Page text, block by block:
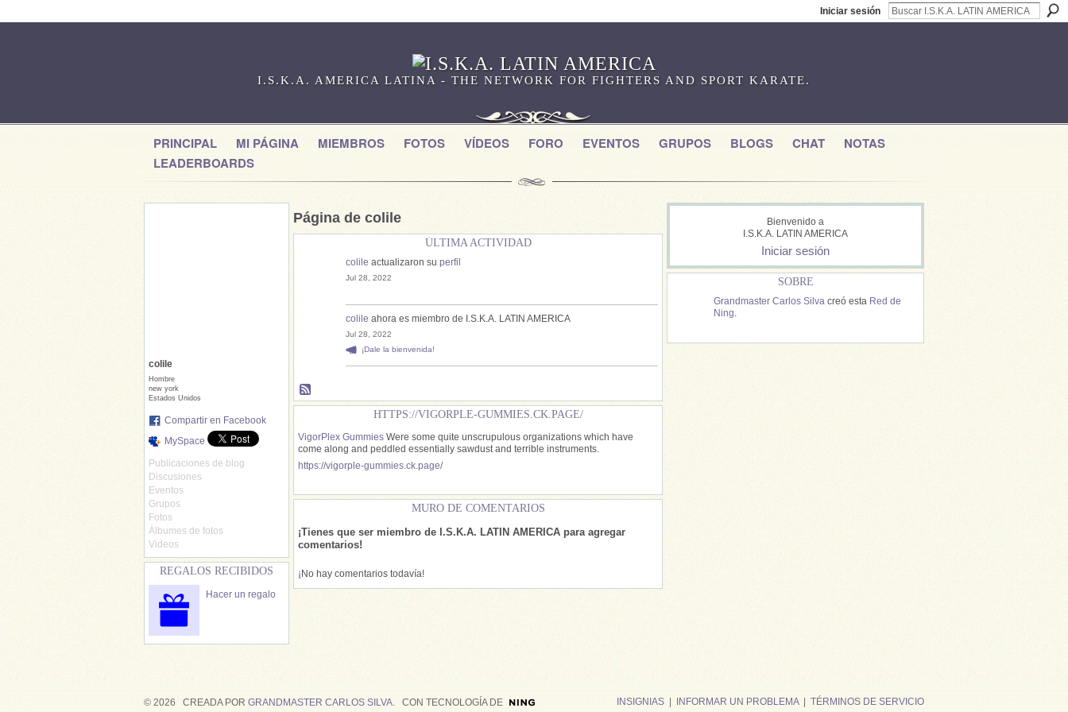
Iniciar sesión
I.S.K.A. AMERICA LATINA - THE NETWORK FOR FIGHTERS AND SPORT KARATE.
PRINCIPAL MI PÁGINA MIEMBROS FOTOS VÍDEOS FORO EVENTOS GRUPOS BLOGS CHAT
NOTAS
LEADERBOARDS
colile
Hombre
new york
Estados Unidos
Compartir en Facebook
MySpace
Publicaciones de blog
Discusiones
Eventos
Grupos
Fotos
Álbumes de fotos
Videos
REGALOS RECIBIDOS
Hacer un regalo
Página de colile
ÚLTIMA ACTIVIDAD
colile actualizaron su perfil
Jul 28, 2022
colile ahora es miembro de I.S.K.A. LATIN AMERICA
Jul 28, 2022
¡Dale la bienvenida!
HTTPS://VIGORPLE-GUMMIES.CK.PAGE/
VigorPlex Gummies Were some quite unscrupulous organizations which have
come along and peddled essentially sawdust and terrible instruments.
https://vigorple-gummies.ck.page/
MURO DE COMENTARIOS
¡Tienes que ser miembro de I.S.K.A. LATIN AMERICA para agregar
comentarios!
¡No hay comentarios todavía!
Bienvenido a
I.S.K.A. LATIN AMERICA
Iniciar sesión
SOBRE
Grandmaster Carlos Silva creó esta Red de
Ning.
© 2026 CREADA POR GRANDMASTER CARLOS SILVA. CON TECNOLOGÍA DE INSIGNIAS INFORMAR UN PROBLEMA| TÉRMINOS DE SERVICIO